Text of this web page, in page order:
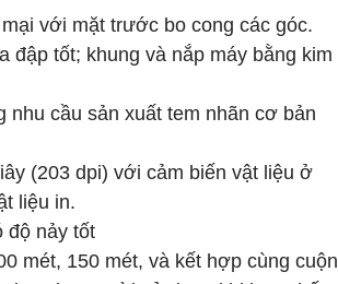
với mặt trước bo cong các góc.
tốt; khung và nắp máy bằng kim
cầu sản xuất tem nhãn cơ bản
(203 dpi) với cảm biến vật liệu ở
liệu in.
độ nảy tốt
mét, 150 mét, và kết hợp cùng cuộn